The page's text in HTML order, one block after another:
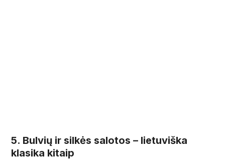
5. Bulvių ir silkės salotos – lietuviška
klasika kitaip